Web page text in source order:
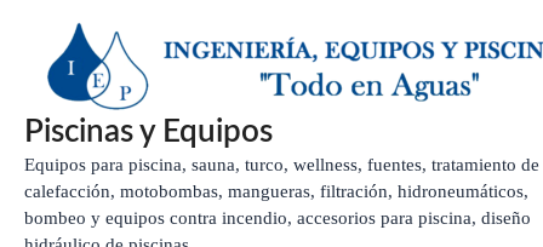
contenido
Piscinas y Equipos
Equipos para piscina, sauna, turco, wellness, fuentes, tratamiento de
calefacción, motobombas, mangueras, filtración, hidroneumáticos,
bombeo y equipos contra incendio, accesorios para piscina, diseño